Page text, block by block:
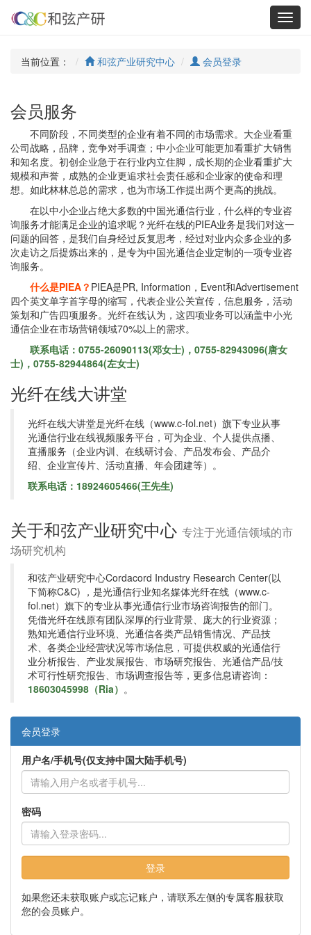
当前位置： 和弦产业研究中心 会员登录
会员服务
不同阶段，不同类型的企业有着不同的市场需求。大企业看重
公司战略，品牌，竞争对手调查；中小企业可能更加看重扩大销售
和知名度。初创企业急于在行业内立住脚，成长期的企业看重扩大
规模和声誉，成熟的企业更追求社会责任感和企业家的使命和理
想。如此林林总总的需求，也为市场工作提出两个更高的挑战。
在以中小企业占绝大多数的中国光通信行业，什么样的专业咨
询服务才能满足企业的追求呢？光纤在线的PIEA业务是我们对这一
问题的回答，是我们自身经过反复思考，经过对业内众多企业的多
次走访之后提炼出来的，是专为中国光通信企业定制的一项专业咨
询服务。
什么是PIEA？ PIEA是PR, Information，Event和Advertisement
四个英文单字首字母的缩写，代表企业公关宣传，信息服务，活动
策划和广告四项服务。光纤在线认为，这四项业务可以涵盖中小光
通信企业在市场营销领域70%以上的需求。
联系电话：0755-26090113(邓女士)，0755-82943096(唐女
士)，0755-82944864(左女士)
光纤在线大讲堂
光纤在线大讲堂是光纤在线（www.c-fol.net）旗下专业从事
光通信行业在线视频服务平台，可为企业、个人提供点播、
直播服务（企业内训、在线研讨会、产品发布会、产品介
绍、企业宣传片、活动直播、年会团建等）。
联系电话：18924605466(王先生)
关于和弦产业研究中心 专注于光通信领域的市
场研究机构
和弦产业研究中心Cordacord Industry Research Center(以
下简称C&C) ，是光通信行业知名媒体光纤在线（www.c-
fol.net）旗下的专业从事光通信行业市场咨询报告的部门。
凭借光纤在线原有团队深厚的行业背景、庞大的行业资源；
熟知光通信行业环境、光通信各类产品销售情况、产品技
术、各类企业经营状况等市场信息，可提供权威的光通信行
业分析报告、产业发展报告、市场研究报告、光通信产品/技
术可行性研究报告、市场调查报告等，更多信息请咨询：
18603045998（Ria） 。
会员登录
用户名/手机号(仅支持中国大陆手机号)
密码
登录
如果您还未获取账户或忘记账户，请联系左侧的专属客服获取
您的会员账户。